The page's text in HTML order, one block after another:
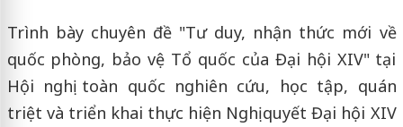
Trình bày chuyên đề "Tư duy, nhận thức mới về
quốc phòng, bảo vệ Tổ quốc của Đại hội XIV" tại
Hội nghị toàn quốc nghiên cứu, học tập, quán
triệt và triển khai thực hiện Nghị quyết Đại hội XIV